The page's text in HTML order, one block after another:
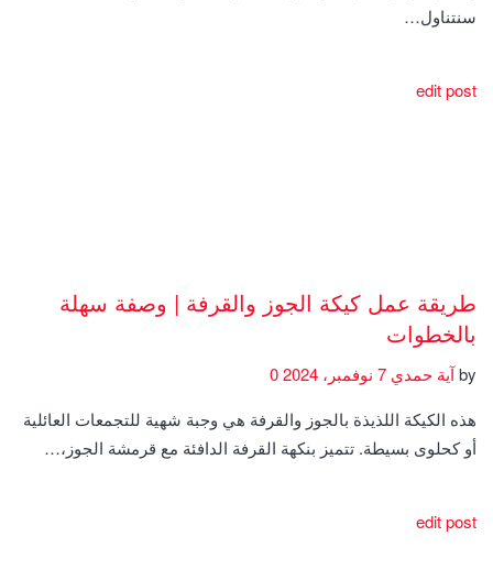
سنتناول…
edit post
طريقة عمل كيكة الجوز والقرفة | وصفة سهلة
بالخطوات
byآية حمدي
هذه الكيكة اللذيذة بالجوز والقرفة هي وجبة شهية للتجمعات العائلية
أو كحلوى بسيطة. تتميز بنكهة القرفة الدافئة مع قرمشة الجوز،…
edit post